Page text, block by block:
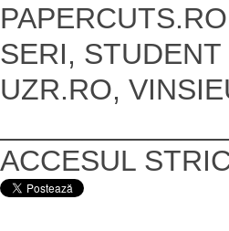
SERI,
UZR.RO,
ACCESUL